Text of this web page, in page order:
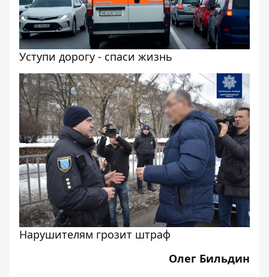
Уступи дорогу - спаси жизнь
Нарушителям грозит штраф
Олег Бильдин